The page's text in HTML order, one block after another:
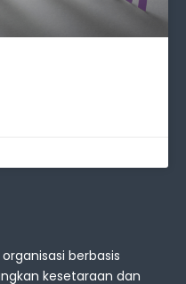
berbasis
kesetaraan dan